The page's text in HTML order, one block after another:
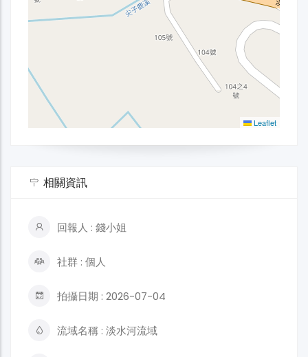
Leaflet
相關資訊
回報人 : 錢小姐
社群 : 個人
拍攝日期 : 2026-07-04
流域名稱 : 淡水河流域